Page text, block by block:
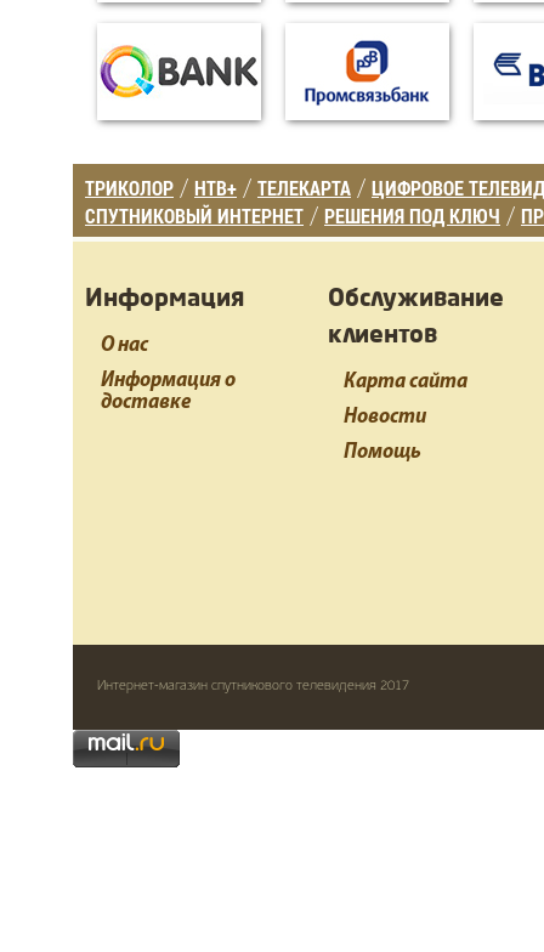
ТРИКОЛОР / НТВ+ / ТЕЛЕКАРТА / ЦИФРОВОЕ
СПУТНИКОВЫЙ ИНТЕРНЕТ / РЕШЕНИЯ ПОД КЛЮЧ /
Информация
О нас
Информация о
доставке
Обслуживание
клиентов
Карта сайта
Новости
Помощь
Интернет-магазин спутникового телевидения 2017